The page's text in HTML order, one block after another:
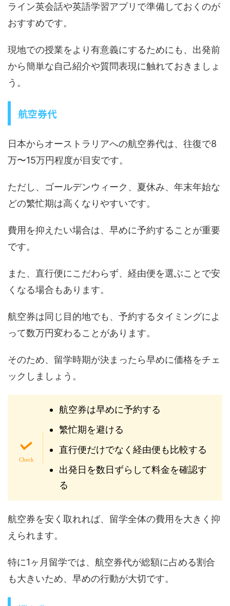
ライン英会話や英語学習アプリで準備しておくのが
おすすめです。
現地での授業をより有意義にするためにも、出発前
から簡単な自己紹介や質問表現に触れておきましょ
う。
航空券代
日本からオーストラリアへの航空券代は、往復で8
万〜15万円程度が目安です。
ただし、ゴールデンウィーク、夏休み、年末年始な
どの繁忙期は高くなりやすいです。
費用を抑えたい場合は、早めに予約することが重要
です。
また、直行便にこだわらず、経由便を選ぶことで安
くなる場合もあります。
航空券は同じ目的地でも、予約するタイミングによ
って数万円変わることがあります。
そのため、留学時期が決まったら早めに価格をチェ
ックしましょう。
航空券は早めに予約する
繁忙期を避ける
直行便だけでなく経由便も比較する
出発日を数日ずらして料金を確認す
る
航空券を安く取れれば、留学全体の費用を大きく抑
えられます。
特に1ヶ月留学では、航空券代が総額に占める割合
も大きいため、早めの行動が大切です。